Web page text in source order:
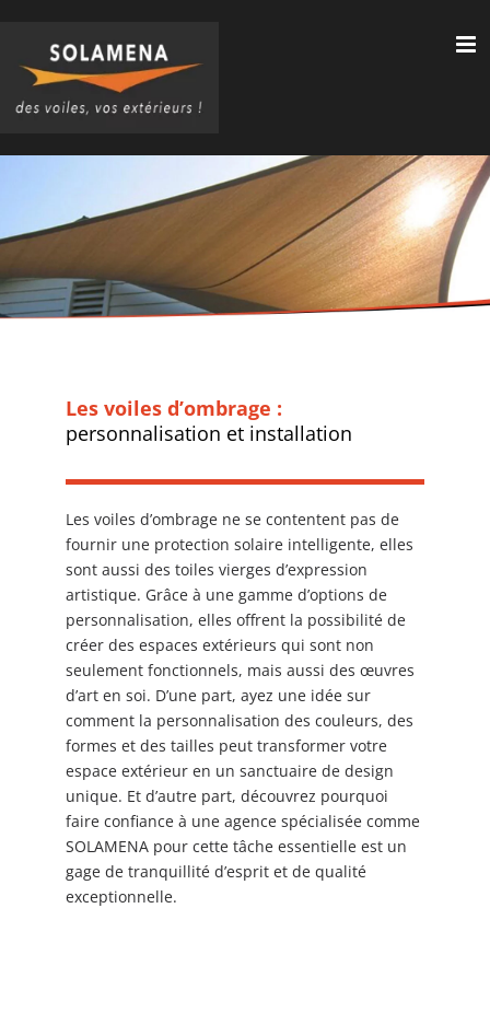
contenu
Les voiles d’ombrage :
personnalisation et installation
Les voiles d’ombrage ne se contentent pas de
fournir une protection solaire intelligente, elles
sont aussi des toiles vierges d’expression
artistique. Grâce à une gamme d’options de
personnalisation, elles offrent la possibilité de
créer des espaces extérieurs qui sont non
seulement fonctionnels, mais aussi des œuvres
d’art en soi. D’une part, ayez une idée sur
comment la personnalisation des couleurs, des
formes et des tailles peut transformer votre
espace extérieur en un sanctuaire de design
unique. Et d’autre part, découvrez pourquoi
faire confiance à une agence spécialisée comme
SOLAMENA pour cette tâche essentielle est un
gage de tranquillité d’esprit et de qualité
exceptionnelle.